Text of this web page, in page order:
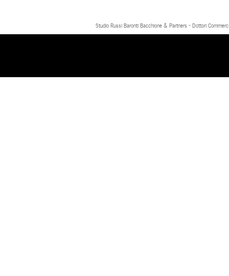
Studio Russi Baronti Bacchione & Partners - Dottori